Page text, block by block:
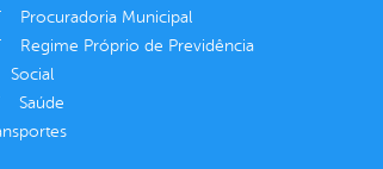
Procuradoria Municipal
Regime Próprio de Previdência
Social
Saúde